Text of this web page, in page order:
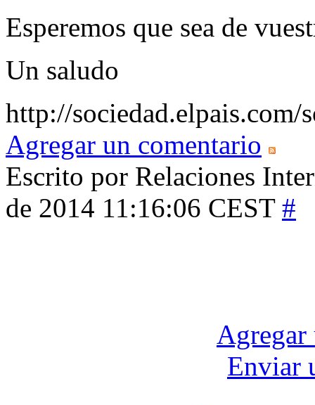
Esperemos que sea de
Un saludo
http://
Agregar un comentario
Escrito por Relaciones
de 2014 11:16:06 CEST #
Agregar
Enviar